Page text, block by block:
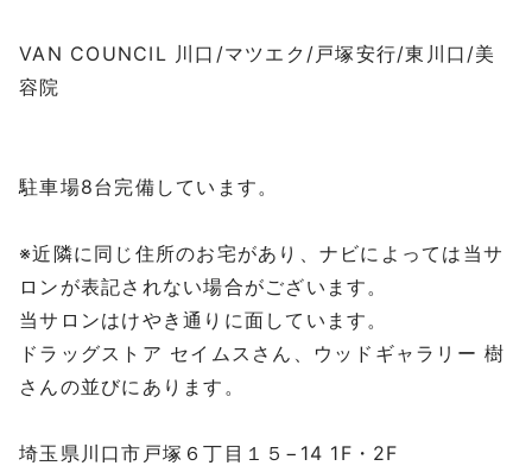
VAN COUNCIL 川口/マツエク/戸塚安行/東川口/美
容院
駐車場8台完備しています。
※近隣に同じ住所のお宅があり、ナビによっては当サ
ロンが表記されない場合がございます。
当サロンはけやき通りに面しています。
ドラッグストア セイムスさん、ウッドギャラリー 樹
さんの並びにあります。
埼玉県川口市戸塚６丁目１５−14 1F・2F